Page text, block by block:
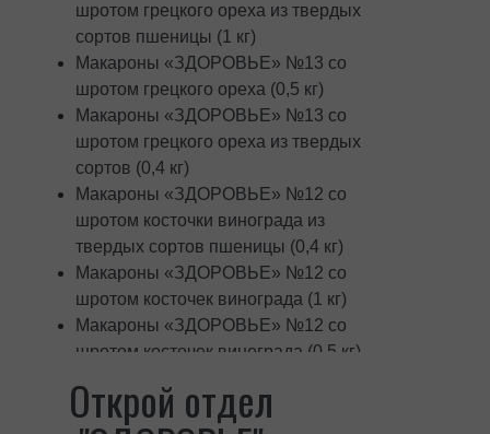
шротом грецкого ореха из твердых
сортов пшеницы (1 кг)
Макароны «ЗДОРОВЬЕ» №13 со
шротом грецкого ореха (0,5 кг)
Макароны «ЗДОРОВЬЕ» №13 со
шротом грецкого ореха из твердых
сортов (0,4 кг)
Макароны «ЗДОРОВЬЕ» №12 со
шротом косточки винограда из
твердых сортов пшеницы (0,4 кг)
Макароны «ЗДОРОВЬЕ» №12 со
шротом косточек винограда (1 кг)
Макароны «ЗДОРОВЬЕ» №12 со
шротом косточек винограда (0,5 кг)
зародышем зерна из твердых
сортов пшеницы (0,4 кг)
Открой отдел